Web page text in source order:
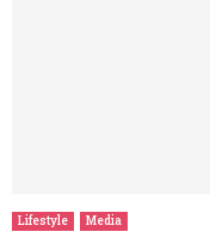
Lifestyle Media